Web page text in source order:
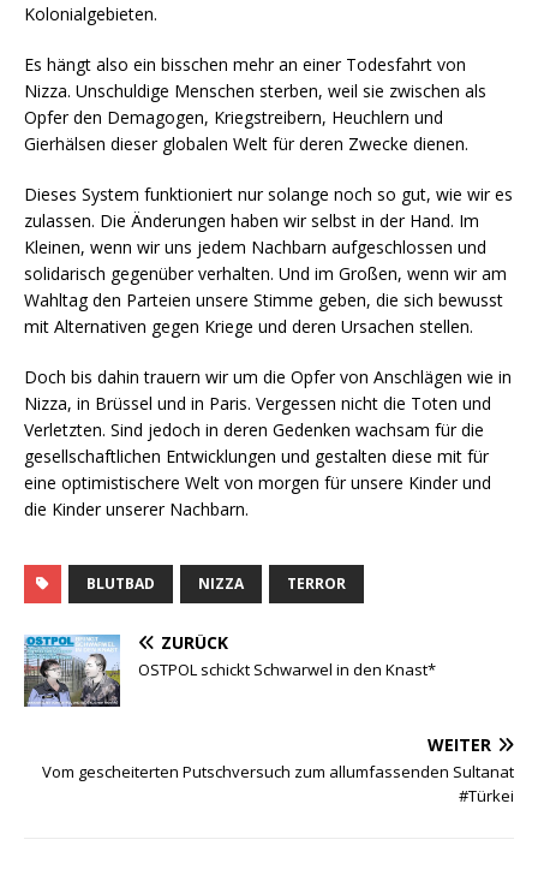
Kolonialgebieten.
Es hängt also ein bisschen mehr an einer Todesfahrt von
Nizza. Unschuldige Menschen sterben, weil sie zwischen als
Opfer den Demagogen, Kriegstreibern, Heuchlern und
Gierhälsen dieser globalen Welt für deren Zwecke dienen.
Dieses System funktioniert nur solange noch so gut, wie wir es
zulassen. Die Änderungen haben wir selbst in der Hand. Im
Kleinen, wenn wir uns jedem Nachbarn aufgeschlossen und
solidarisch gegenüber verhalten. Und im Großen, wenn wir am
Wahltag den Parteien unsere Stimme geben, die sich bewusst
mit Alternativen gegen Kriege und deren Ursachen stellen.
Doch bis dahin trauern wir um die Opfer von Anschlägen wie in
Nizza, in Brüssel und in Paris. Vergessen nicht die Toten und
Verletzten. Sind jedoch in deren Gedenken wachsam für die
gesellschaftlichen Entwicklungen und gestalten diese mit für
eine optimistischere Welt von morgen für unsere Kinder und
die Kinder unserer Nachbarn.
BLUTBAD NIZZA TERROR
ZURÜCK
OSTPOL schickt Schwarwel in den Knast*
WEITER
Vom gescheiterten Putschversuch zum allumfassenden Sultanat
#Türkei